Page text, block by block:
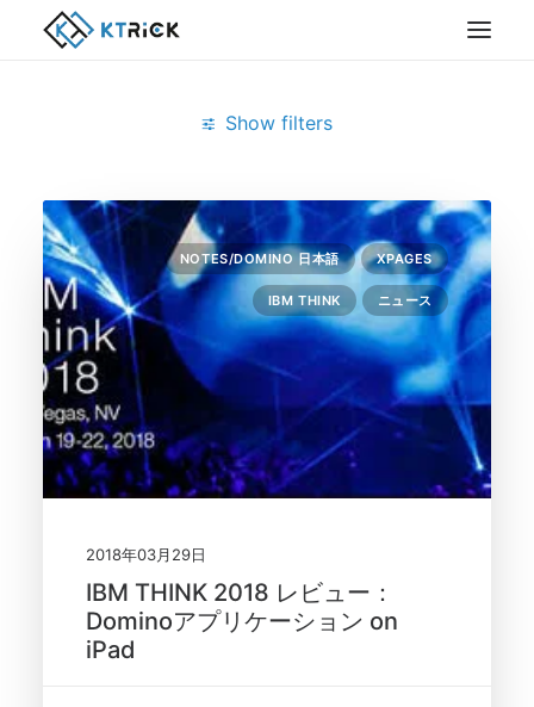
Show filters
NOTES/DOMINO 日本語 XPAGES
IBM THINK ニュース
2018年03月29日
IBM THINK 2018 レビュー：
Dominoアプリケーション on
iPad